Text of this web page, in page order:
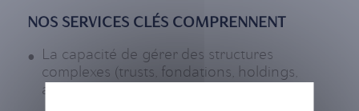
NOS SERVICES CLÉS COMPRENNENT
La capacité de gérer des structures
complexes (trusts, fondations, holdings,
assurances vie)